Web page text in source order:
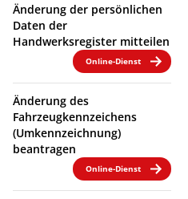
Änderung der persönlichen
Daten der
Handwerksregister mitteilen
Online-Dienst
Änderung des
Fahrzeugkennzeichens
(Umkennzeichnung)
beantragen
Online-Dienst